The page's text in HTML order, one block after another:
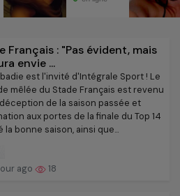
Français : "Pas évident, mais
envie ...
est l'invité d'Intégrale Sport ! Le
mêlée du Stade Français est revenu
de la saison passée et
aux portes de la finale du Top 14
la bonne saison, ainsi que...
ago 18